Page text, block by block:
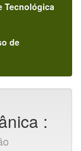
Tecnológica
de
: